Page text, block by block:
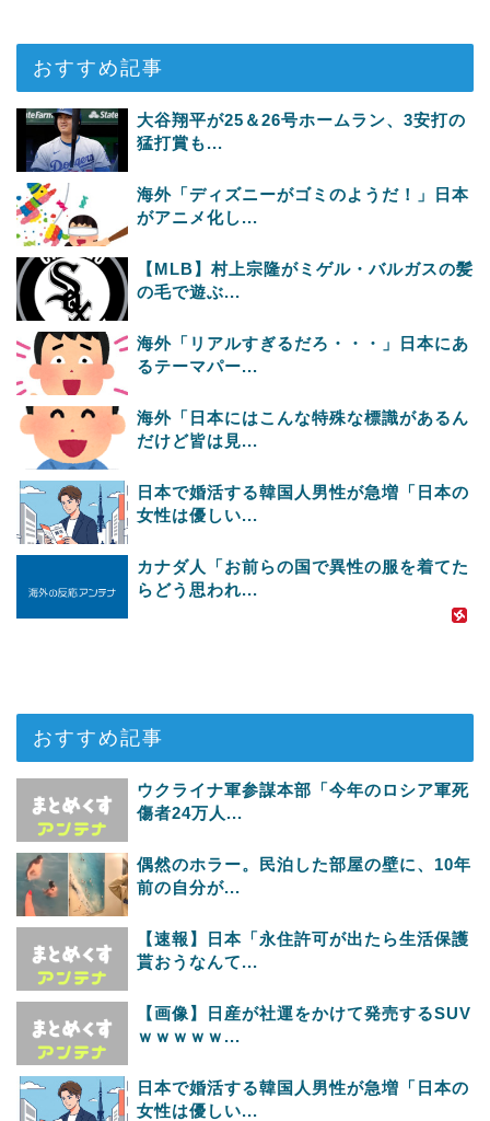
おすすめ記事
大谷翔平が25＆26号ホームラン、3安打の
猛打賞も...
海外「ディズニーがゴミのようだ！」日本
がアニメ化し...
【MLB】村上宗隆がミゲル・バルガスの髪
の毛で遊ぶ...
海外「リアルすぎるだろ・・・」日本にあ
るテーマパー...
海外「日本にはこんな特殊な標識があるん
だけど皆は見...
日本で婚活する韓国人男性が急増「日本の
女性は優しい...
カナダ人「お前らの国で異性の服を着てた
らどう思われ...
おすすめ記事
ウクライナ軍参謀本部「今年のロシア軍死
傷者24万人...
偶然のホラー。民泊した部屋の壁に、10年
前の自分が...
【速報】日本「永住許可が出たら生活保護
貰おうなんて...
【画像】日産が社運をかけて発売するSUV
ｗｗｗｗｗ...
日本で婚活する韓国人男性が急増「日本の
女性は優しい...